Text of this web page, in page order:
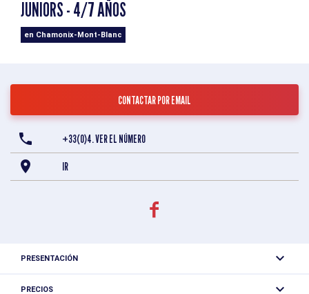
JUNIORS - 4/7 AÑOS
en Chamonix-Mont-Blanc
CONTACTAR POR EMAIL
+33(0)4. VER EL NÚMERO
IR
PRESENTACIÓN
Cham Mini Loup hará descubrir la montaña a sus hijos de 4
PRECIOS